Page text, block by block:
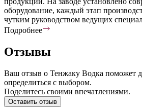
оборудование, каждый этап
чутким руководством ведущих
Подробнее
Отзывы
Ваш отзыв о Тенжаку Водка поможет
определиться с выбором.
Поделитесь своими впечатлениями.
Оставить отзыв